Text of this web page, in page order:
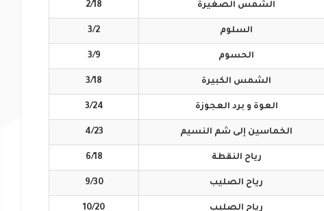
الشمس الصغيرة 2/18
السلوم 3/2
الحسوم 3/9
الشمس الكبيرة 3/18
العوة و برد العجوزة 3/24
الخماسين إلى شم النسيم 4/23
رياح النقطة 6/18
رياح الصليب 9/30
رياح الصليب 10/20